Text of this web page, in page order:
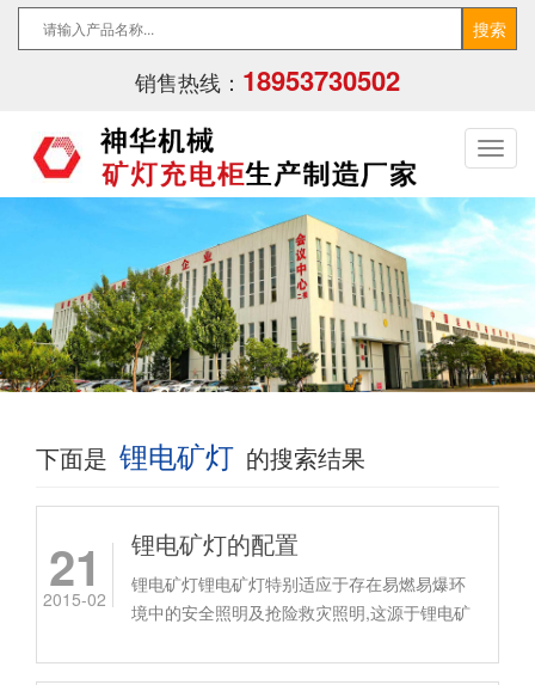
销售热线： 18953730502
下面是 锂电矿灯 的搜索结果
21
2015-02
锂电矿灯的配置
锂电矿灯锂电矿灯特别适应于存在易燃易爆环
境中的安全照明及抢险救灾照明,这源于锂电矿